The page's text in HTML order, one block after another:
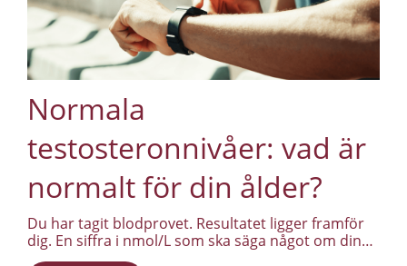
Normala
testosteronnivåer: vad är
normalt för din ålder?
Du har tagit blodprovet. Resultatet ligger framför
dig. En siffra i nmol/L som ska säga något om din
hormonhälsa. Men i stället för klarhet upplever